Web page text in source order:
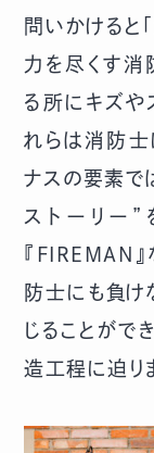
問いかけると
力を尽くす消
る所にキズや
れらは消防士
ナスの要素で
ストーリー
『FIREMAN
防士にも負け
じることがで
造工程に迫り